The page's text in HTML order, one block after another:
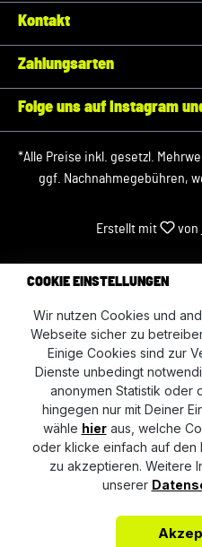
Kontakt
Zahlungsarten
Folge uns auf Instagram
*Alle Preise inkl. gesetzl.
ggf. Nachnahmegebühren,
Erstellt mit von
COOKIE EINSTELLUNGEN
Wir nutzen Cookies und
Webseite sicher zu
Einige Cookies sind zur
Dienste unbedingt
anonymen Statistik oder
hingegen nur mit Deiner
wähle hieraus, welche
oder klicke einfach auf den
zu akzeptieren. Weitere
unserer